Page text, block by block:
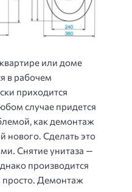
или доме
в рабочем
приходится
случае придется
как демонтаж
нового. Сделать это
Снятие унитаза —
производится
просто. Демонтаж